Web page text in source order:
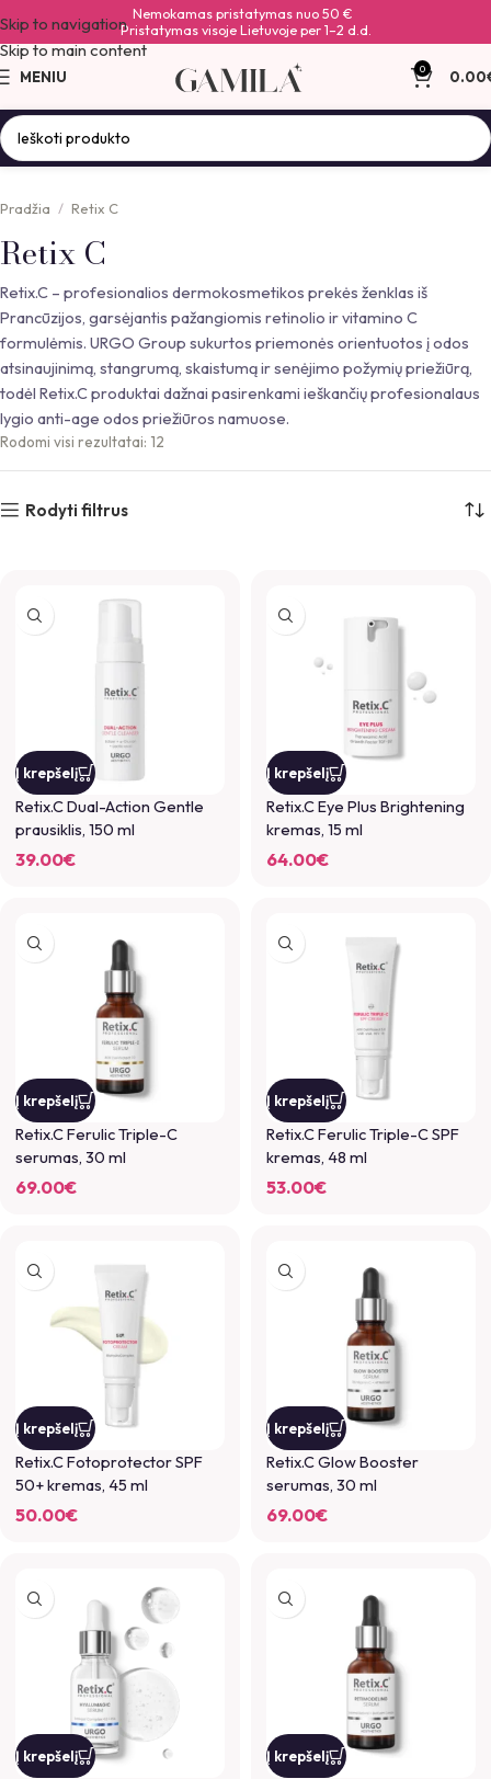
Skip to navigation
Skip to main content
Nemokamas pristatymas nuo 50 €
Pristatymas visoje Lietuvoje per 1–2 d.d.
MENIU 0 0.00
Retix C
Pradžia Retix C
Retix.C – profesionalios dermokosmetikos prekės ženklas iš
Prancūzijos, garsėjantis pažangiomis retinolio ir vitamino C
formulėmis. URGO Group sukurtos priemonės orientuotos į odos
atsinaujinimą, stangrumą, skaistumą ir senėjimo požymių priežiūrą,
todėl Retix.C produktai dažnai pasirenkami ieškančių profesionalaus
lygio anti-age odos priežiūros namuose.
Rodomi visi rezultatai: 12
Rodyti filtrus
Į krepšelį
Retix.C Dual-Action Gentle
prausiklis, 150 ml
39.00€
Į krepšelį
Retix.C Eye Plus Brightening
kremas, 15 ml
64.00€
Į krepšelį
Retix.C Ferulic Triple-C
serumas, 30 ml
69.00€
Į krepšelį
Retix.C Ferulic Triple-C SPF
kremas, 48 ml
53.00€
Į krepšelį
Retix.C Fotoprotector SPF
50+ kremas, 45 ml
50.00€
Į krepšelį
Retix.C Glow Booster
serumas, 30 ml
69.00€
Į krepšelį Į krepšelį